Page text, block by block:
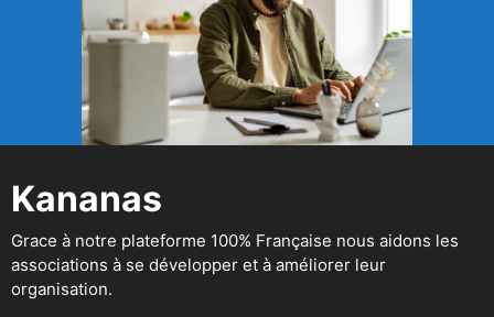
Kananas
Grace à notre plateforme 100% Française nous aidons les
associations à se développer et à améliorer leur
organisation.